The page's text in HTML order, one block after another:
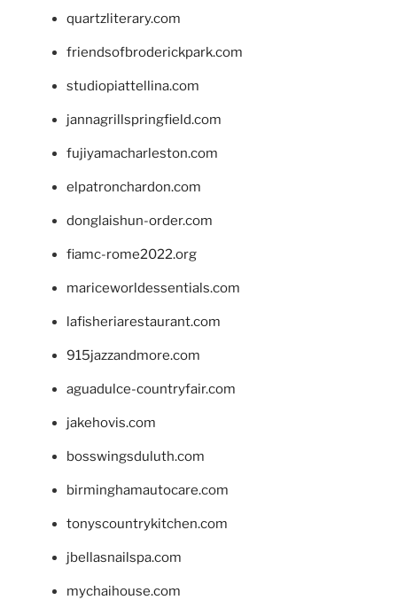
quartzliterary.com
friendsofbroderickpark.com
studiopiattellina.com
jannagrillspringfield.com
fujiyamacharleston.com
elpatronchardon.com
donglaishun-order.com
fiamc-rome2022.org
mariceworldessentials.com
lafisheriarestaurant.com
915jazzandmore.com
aguadulce-countryfair.com
jakehovis.com
bosswingsduluth.com
birminghamautocare.com
tonyscountrykitchen.com
jbellasnailspa.com
mychaihouse.com